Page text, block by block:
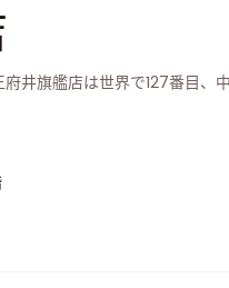
井旗艦店は世界で127番目、